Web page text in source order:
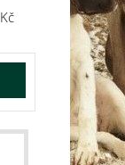
Kč